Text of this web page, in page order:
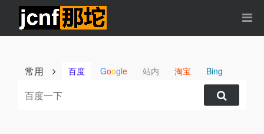
常用 百度 Google 站内 淘宝 Bing